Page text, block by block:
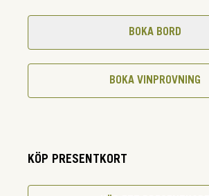
BOKA BORD
BOKA VINPROVNING
KÖP PRESENTKORT